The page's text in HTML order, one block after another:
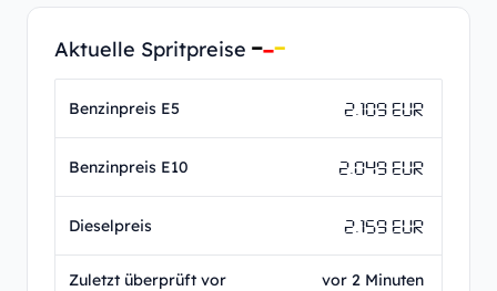
Aktuelle Spritpreise
Benzinpreis E5 2.109 EUR
Benzinpreis E10 2.049 EUR
Dieselpreis 2.159 EUR
Zuletzt überprüft vor
vor 2 Minuten